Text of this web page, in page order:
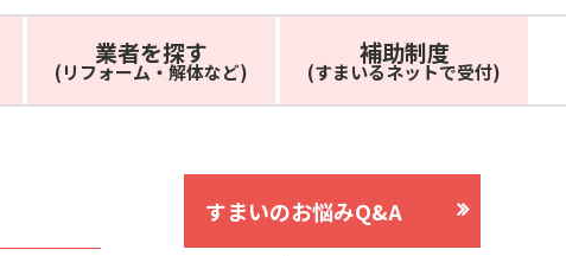
業者を探す
(リフォーム・解体など)
補助制度
(すまいるネットで受付)
すまいのお悩みQ&A